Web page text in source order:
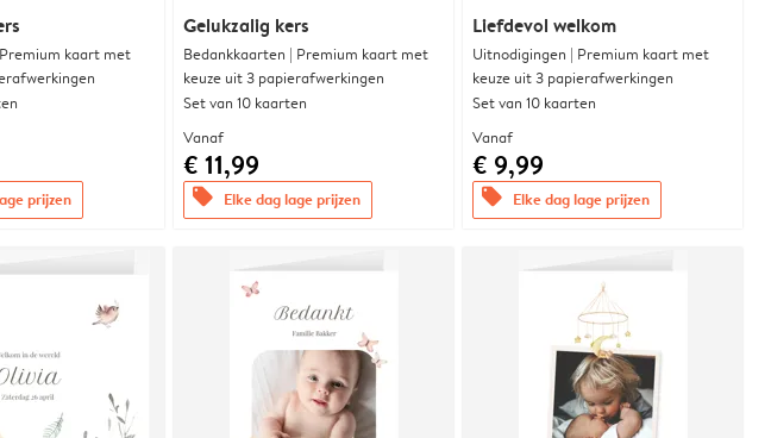
kaart met
prijzen
Gelukzalig kers
Bedankkaarten | Premium kaart met
keuze uit 3 papierafwerkingen
Set van 10 kaarten
Vanaf
€ 11,99
offers Elke dag lage prijzen
Liefdevol welkom
Uitnodigingen | Premium kaart met
keuze uit 3 papierafwerkingen
Set van 10 kaarten
Vanaf
€ 9,99
offers Elke dag lage prijzen